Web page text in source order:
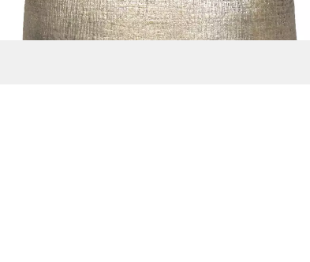
26,90 €
lieferbar - in 3-4 Werktagen bei dir